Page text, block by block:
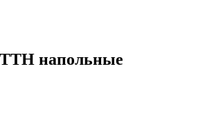
напольные